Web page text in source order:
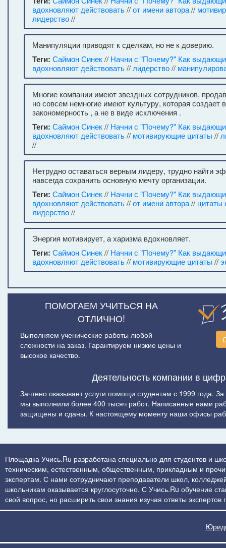
вдохновляют действовать//от имени автора//
лидерство//
Манипуляции приводят к сделкам, но не к доверию.
Теги: Саймон Синек// Начни с "Почему?" Как
вдохновляют действовать// лидерство//
Многие компании имеют звездных сотрудников,
но совсем немногие имеют культуру, которая создает
закономерность , а не в виде исключения .
Теги: Саймон Синек// Начни с "Почему?" Как
вдохновляют действовать// мотивирующие цитаты //
//
Нетрудно оставаться верным лидеру, трудно найти
навсегда сохранить основную мечту организации.
Теги: Саймон Синек// Начни с "Почему?" Как
вдохновляют действовать//от имени автора// цитаты
лидерство//
Энергия мотивирует, а харизма вдохновляет.
Теги: Саймон Синек// Начни с "Почему?" Как
вдохновляют действовать// мотивирующие цитаты //
ПОМОГАЕМ УЧИТЬСЯ НА
ОТЛИЧНО!
Выполняем ученические работы любой
сложности на заказ. Гарантируем низкие цены и
высокое качество.
Деятельность компании в
Зачтено оказывает услуги помощи студентам с 1999 года.
мы выполнили более 400 тысяч работ. Написанные нами
защищены и сданы. К настоящему моменту наши офисы
Площадка Учись.Ru разработана специально для студентов и
техническим, естественным, общественным, прикладным и
экспертам. С нами сотрудничают преподаватели школ,
школьникам оказывается круглосуточно. С Учись.Ru обучение
свой вопрос, но расширить свои знания изучая ответы